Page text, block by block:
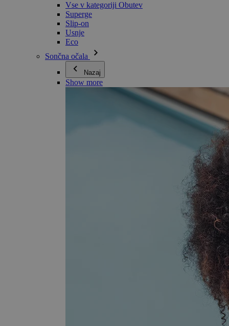
Vse v kategoriji Obutev
Superge
Slip-on
Usnje
Eco
Sončna očala
Nazaj
Show more